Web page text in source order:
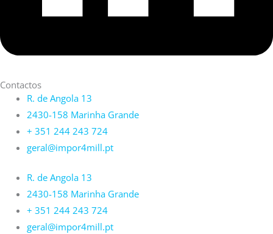
Contactos
R. de Angola 13
2430-158 Marinha Grande
+ 351 244 243 724
geral@impor4mill.pt
R. de Angola 13
2430-158 Marinha Grande
+ 351 244 243 724
geral@impor4mill.pt